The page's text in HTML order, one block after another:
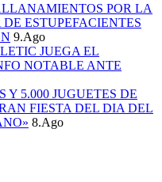
POR LA
ESTUPEFACIENTES
9.Ago
JUEGA EL
NOTABLE ANTE
Y 5.000 JUGUETES DE
FIESTA DEL DIA DEL
8.Ago